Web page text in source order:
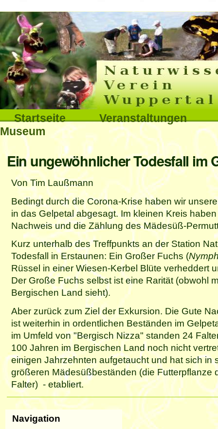
Direkt
zum
Inhalt
|
Direkt
zur
Navigation
Sektionen
Startseite
Veranstaltungen
Museum
Benutzerspezifische
Werkzeuge
Interna
Ein ungewöhnlicher Todesfall im
Von Tim Laußmann
Bedingt durch die Corona-Krise haben wir
in das Gelpetal abgesagt. Im kleinen Kreis
Nachweis und die Zählung des Mädesüß-
Kurz unterhalb des Treffpunkts an der Station
Todesfall in Erstaunen: Ein Großer Fuchs (
Rüssel in einer Wiesen-Kerbel Blüte verheddert
Der Große Fuchs selbst ist eine Rarität (obwohl
Bergischen Land sieht).
Aber zurück zum Ziel der Exkursion. Die Gute
ist weiterhin in ordentlichen Beständen im
im Umfeld von "Bergisch Nizza" standen 24
100 Jahren im Bergischen Land noch nicht
einigen Jahrzehnten aufgetaucht und hat sich in
größeren Mädesüßbeständen (die Futterpflanze
Falter) - etabliert.
Navigation